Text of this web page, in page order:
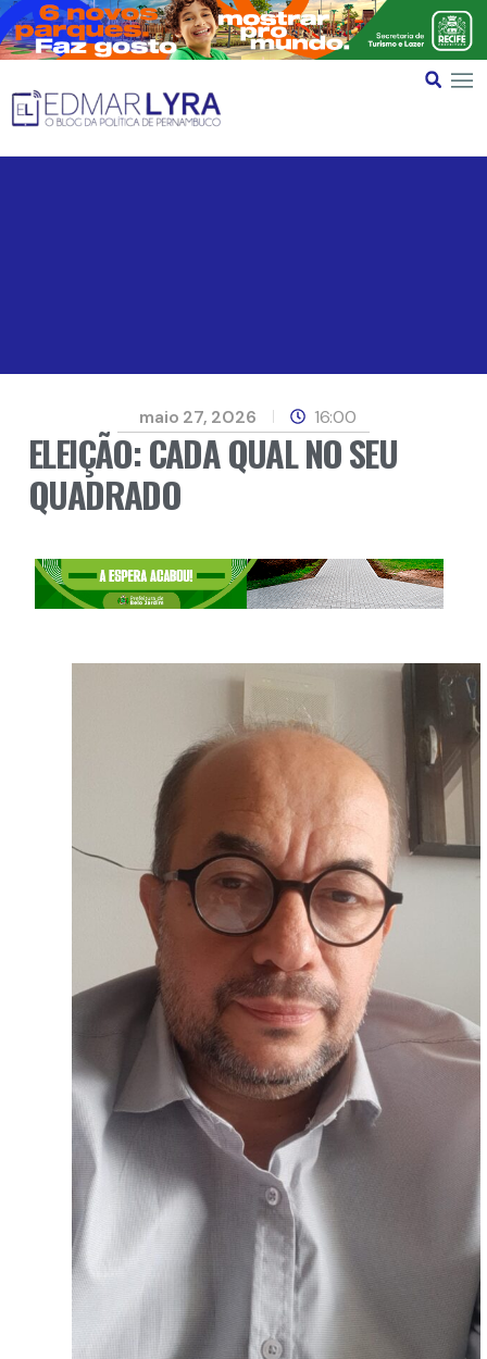
maio 27, 2026 16:00
ELEIÇÃO: CADA QUAL NO SEU
QUADRADO